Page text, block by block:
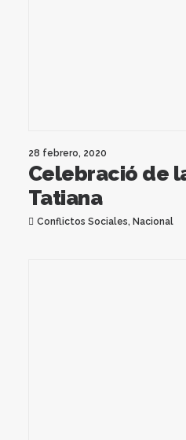
28 febrero, 2020
Celebració de
Tatiana
Conflictos Sociales, Nacional